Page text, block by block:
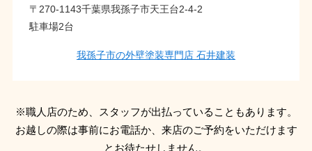
〒270-1143千葉県我孫子市天王台2-4-2
駐車場2台
我孫子市の外壁塗装専門店 石井建装
※職人店のため、スタッフが出払っていることもあります。
お越しの際は事前にお電話か、来店のご予約をいただけます
とお待たせしません。